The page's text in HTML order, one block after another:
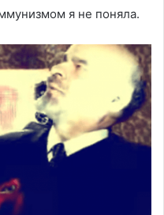
я не поняла.